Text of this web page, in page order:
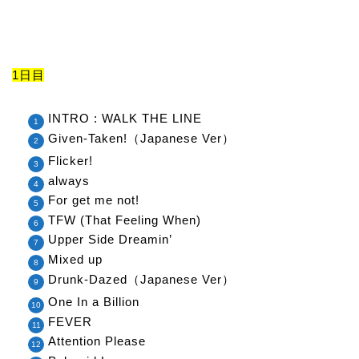
1日目
INTRO : WALK THE LINE
Given-Taken!（Japanese Ver）
Flicker!
always
For get me not!
TFW (That Feeling When)
Upper Side Dreamin’
Mixed up
Drunk-Dazed（Japanese Ver）
One In a Billion
FEVER
Attention Please